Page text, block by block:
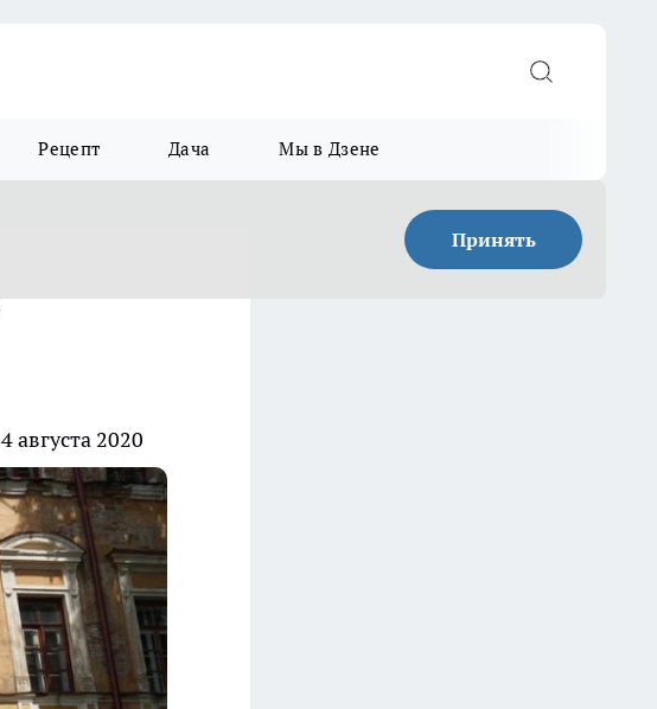
Рецепт Дача Мы в Дзене
Принять
4 августа 2020